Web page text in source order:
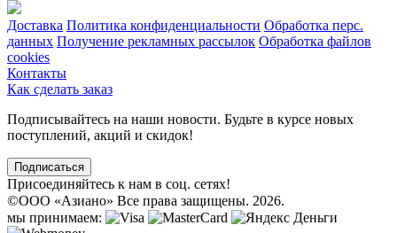
Доставка Политика конфиденциальности Обработка перс.
данных Получение рекламных рассылок Обработка файлов
cookies
Контакты
Как сделать заказ
Подписывайтесь на наши новости. Будьте в курсе новых
поступлений, акций и скидок!
Подписаться
Присоединяйтесь к нам в соц. сетях!
©ООО «Азиано» Все права защищены. 2026.
мы принимаем: